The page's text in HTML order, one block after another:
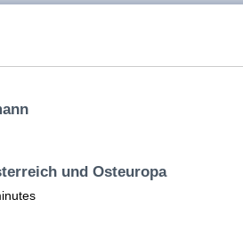
und Osteuropa